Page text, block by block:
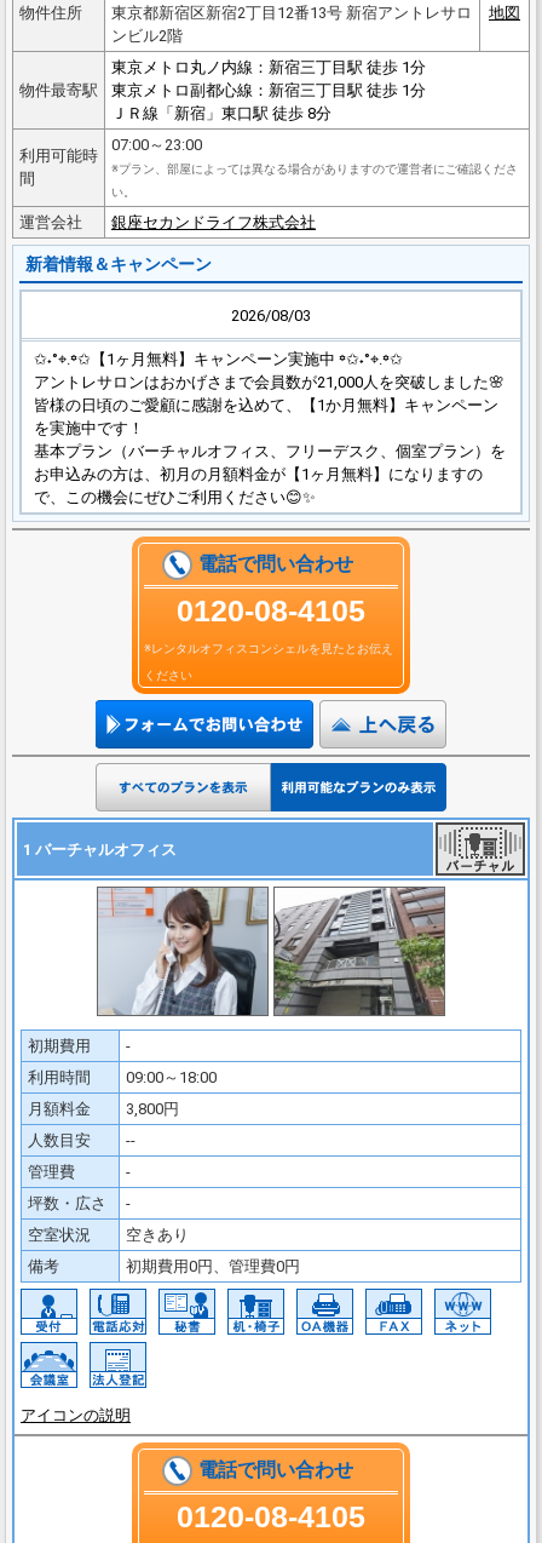
物件住所
東京都新宿区新宿2丁目12番13号 新宿アントレサロ
ンビル2階
地図
物件最寄駅
東京メトロ丸ノ内線：新宿三丁目駅 徒歩 1分
東京メトロ副都心線：新宿三丁目駅 徒歩 1分
ＪＲ線「新宿」東口駅 徒歩 8分
利用可能時
間
07:00～23:00
※プラン、部屋によっては異なる場合がありますので運営者にご確認くださ
い。
運営会社 銀座セカンドライフ株式会社
新着情報＆キャンペーン
2026/08/03
✩˖°⌖.꙳✩【1ヶ月無料】キャンペーン実施中 ꙳✩˖°⌖.꙳✩
アントレサロンはおかげさまで会員数が21,000人を突破しました🌸
皆様の日頃のご愛顧に感謝を込めて、【1か月無料】キャンペーン
を実施中です！
基本プラン（バーチャルオフィス、フリーデスク、個室プラン）を
お申込みの方は、初月の月額料金が【1ヶ月無料】になりますの
で、この機会にぜひご利用ください😊✨
電話で問い合わせ
0120-08-4105
※レンタルオフィスコンシェルを見たとお伝え
ください
1 バーチャルオフィス
初期費用
-
利用時間
09:00～18:00
月額料金
3,800円
人数目安
--
管理費
-
坪数・広さ
-
空室状況
空きあり
備考
初期費用0円、管理費0円
アイコンの説明
電話で問い合わせ
0120-08-4105